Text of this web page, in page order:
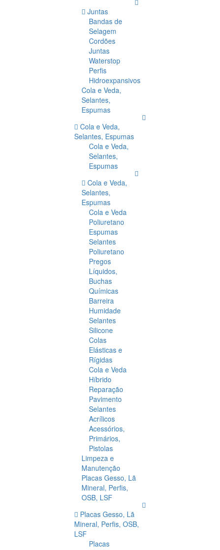
Juntas
Bandas de
Selagem
Cordões
Juntas
Waterstop
Perfis
Hidroexpansivos
Cola e Veda,
Selantes,
Espumas
Cola e Veda,
Selantes, Espumas
Cola e Veda,
Selantes,
Espumas
Cola e Veda,
Selantes,
Espumas
Cola e Veda
Poliuretano
Espumas
Selantes
Poliuretano
Pregos
Líquidos,
Buchas
Químicas
Barreira
Humidade
Selantes
Silicone
Colas
Elásticas e
Rígidas
Cola e Veda
Híbrido
Reparação
Pavimento
Selantes
Acrílicos
Acessórios,
Primários,
Pistolas
Limpeza e
Manutenção
Placas Gesso, Lã
Mineral, Perfis,
OSB, LSF
Placas Gesso, Lã
Mineral, Perfis, OSB,
LSF
Placas